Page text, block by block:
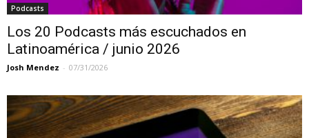
Podcasts
Los 20 Podcasts más escuchados en
Latinoamérica / junio 2026
Josh Mendez - 07/31/2026